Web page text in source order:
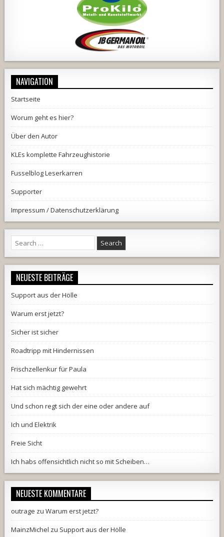
NAVIGATION
Startseite
Worum geht es hier?
Über den Autor
KLEs komplette Fahrzeughistorie
Fusselblog Leserkarren
Supporter
Impressum / Datenschutzerklärung
Search
for:
NEUESTE BEITRÄGE
Support aus der Hölle
Warum erst jetzt?
Sicher ist sicher
Roadtripp mit Hindernissen
Frischzellenkur für Paula
Hat sich mächtig gewehrt
Und schon regt sich der eine oder andere auf
Ich und Elektrik
Freie Sicht
Ich habs offensichtlich nicht so mit Scheiben…
NEUESTE KOMMENTARE
outrage zuWarum erst jetzt?
MainzMichel zu Support aus der Hölle